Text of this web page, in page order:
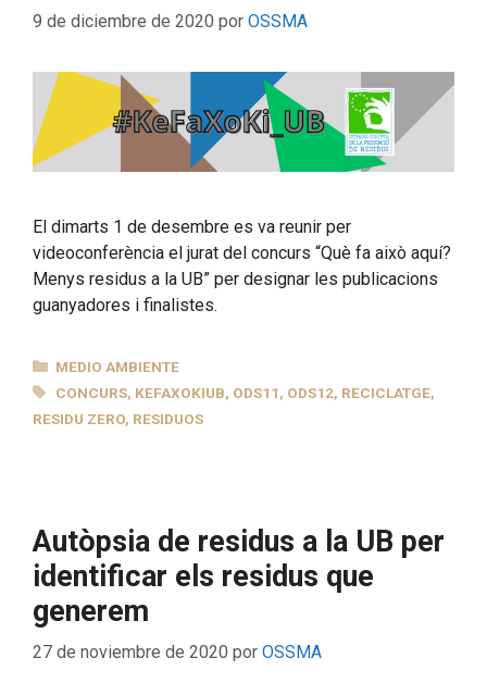
9 de diciembre de 2020 por OSSMA
El dimarts 1 de desembre es va reunir per
videoconferència el jurat del concurs “Què fa això aquí?
Menys residus a la UB” per designar les publicacions
guanyadores i finalistes.
CATEGORÍAS
MEDIO AMBIENTE
ETIQUETAS
CONCURS, KEFAXOKIUB, ODS11, ODS12, RECICLATGE,
RESIDU ZERO, RESIDUOS
Autòpsia de residus a la UB per
identificar els residus que
generem
27 de noviembre de 2020 por OSSMA